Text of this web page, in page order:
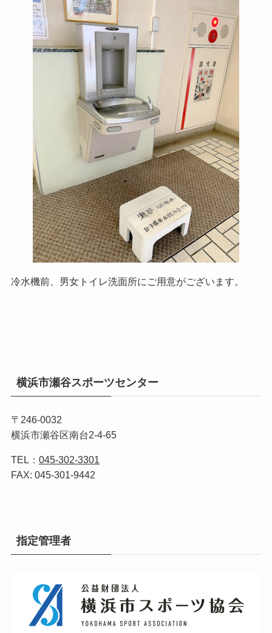
冷水機前、男女トイレ洗面所にご用意がございます。
横浜市瀬谷スポーツセンター
〒246-0032
横浜市瀬谷区南台2-4-65
TEL： 045-302-3301
FAX: 045-301-9442
指定管理者